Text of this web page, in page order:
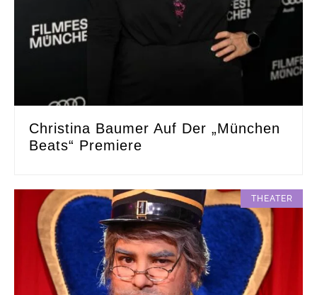
Christina Baumer Auf Der „München
Beats“ Premiere
THEATER